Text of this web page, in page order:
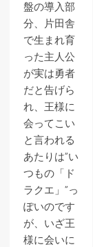
盤の導入部
分、片田舎
で生まれ育
った主人公
が実は勇者
だと告げら
れ、王様に
会ってこい
と言われる
あたりは”い
つもの「ド
ラクエ」”っ
ぽいのです
が、いざ王
様に会いに